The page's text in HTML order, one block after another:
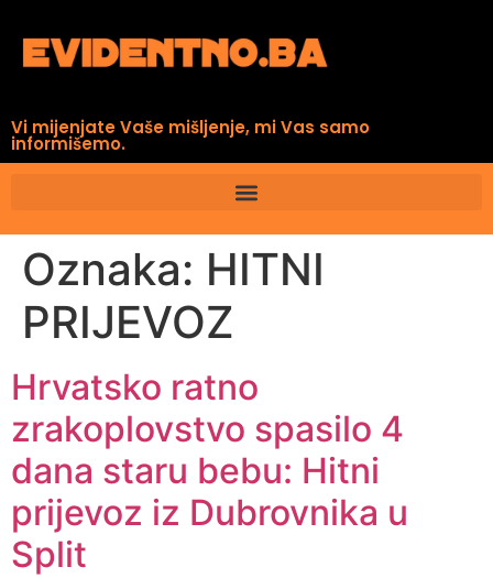
Vi mijenjate Vaše mišljenje, mi Vas samo
informišemo.
Oznaka: HITNI
PRIJEVOZ
Hrvatsko ratno
zrakoplovstvo spasilo 4
dana staru bebu: Hitni
prijevoz iz Dubrovnika u
Split